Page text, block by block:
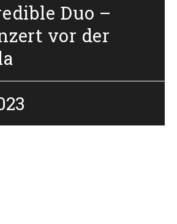
Duo –
vor der